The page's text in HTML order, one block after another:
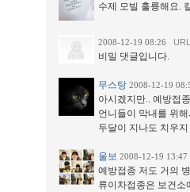
수제 모빌 훌륭해요.
2008-12-19 08:26 URL
비밀 댓글입니다.
무스탕 2008-12-19
아시겠지만.. 예방접
언니들이 막내를 위
두달이 지나도 치우
울보 2008-12-19 13:47
예방접종 저도 거의
류이차접종은 보건소